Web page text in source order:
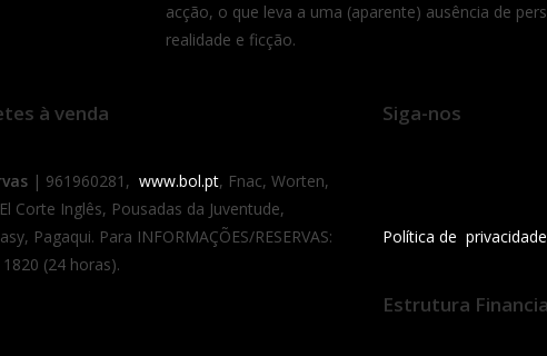
acção, o que leva a uma (aparente) ausência de
realidade e ficção.
à venda
| 961960281, www.bol.pt, Fnac, Worten,
Corte Inglês, Pousadas da Juventude,
Pagaqui. Para INFORMAÇÕES/RESERVAS:
1820 (24 horas).
Siga-nos
Política de privacidade
Estrutura